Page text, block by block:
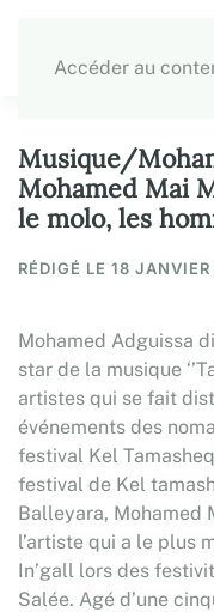
Accéder au
Musique/
Mohamed Mai
le molo, les
RÉDIGÉ LE 18
Mohamed Adguissa
star de la musique
artistes qui se fait
événements des
festival Kel
festival de Kel
Balleyara, Mohamed
l’artiste qui a le plus
In’gall lors des
Salée. Agé d’une